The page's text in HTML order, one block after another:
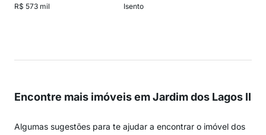
R$ 573 mil
Isento
Encontre mais imóveis em Jardim dos Lagos II
Algumas sugestões para te ajudar a encontrar o imóvel dos